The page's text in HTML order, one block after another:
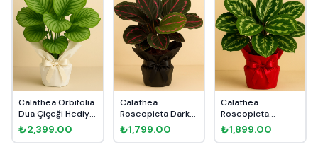
Calathea Orbifolia
Dua Çiçeği Hediye
Pak...
₺2,399.00
Calathea
Roseopicta Dark
Dua Çiçeği Hedi...
₺1,799.00
Calathea
Roseopicta
Medallion Dua
Çiçeği...
₺1,899.00